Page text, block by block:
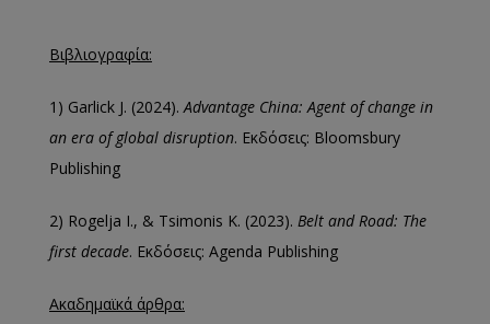
Βιβλιογραφία:
1) Garlick J. (2024).Advantage China: Agent of change in
an era of global disruption. Εκδόσεις: Bloomsbury
Publishing
2) Rogelja I., & Tsimonis K. (2023). Belt and Road: The
first decade. Εκδόσεις: Agenda Publishing
Ακαδημαϊκά άρθρα: